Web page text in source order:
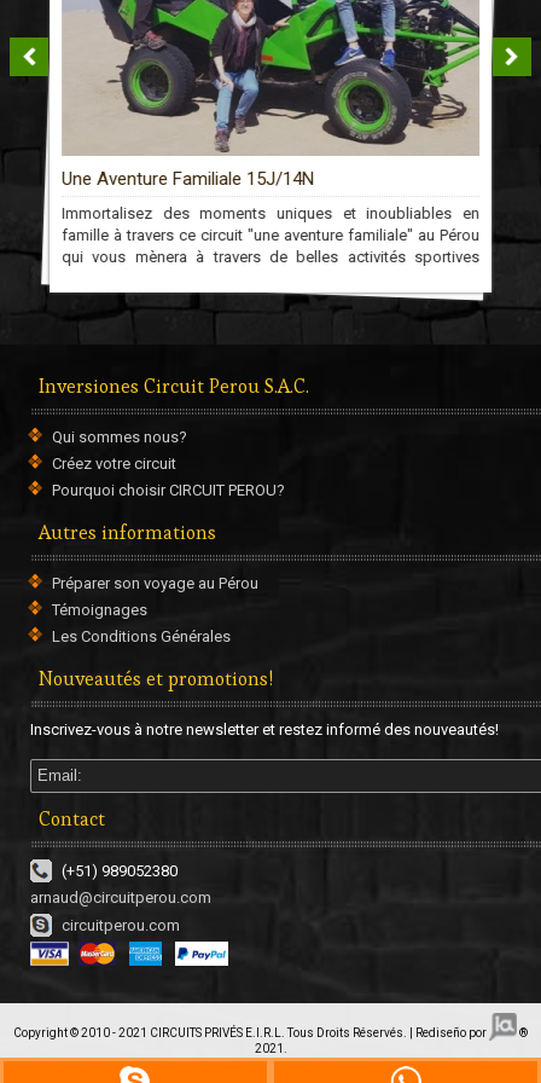
Arequipa - Posada del Monasterio ***
Site internet :
www.hotelessanagustin.com.pe
Chivay - Pozo del Cielo ***
Adresse : Calle Huascar s/n, Chivay.
Tél: (054) 531041
Site internet :
Puno - Conde de Lemos ***
Une Aventure Familiale 15J/14N
Immortalisez des moments uniques et inoubliables en
famille à travers ce circuit "une aventure familiale" au Pérou
qui vous mènera à travers de belles activités sportives
Inversiones Circuit Perou S.A.C.
Qui sommes nous?
Créez votre circuit
Pourquoi choisir CIRCUIT PEROU?
Autres informations
Préparer son voyage au Pérou
Témoignages
Les Conditions Générales
Nouveautés et promotions!
Inscrivez-vous à notre newsletter et restez informé des nouveautés!
Contact
(+51) 989052380
arnaud@circuitperou.com
circuitperou.com
Copyright © 2010 - 2021 CIRCUITS PRIVÉS E.I.R.L. Tous Droits Réservés. | Rediseño por
®
2021.